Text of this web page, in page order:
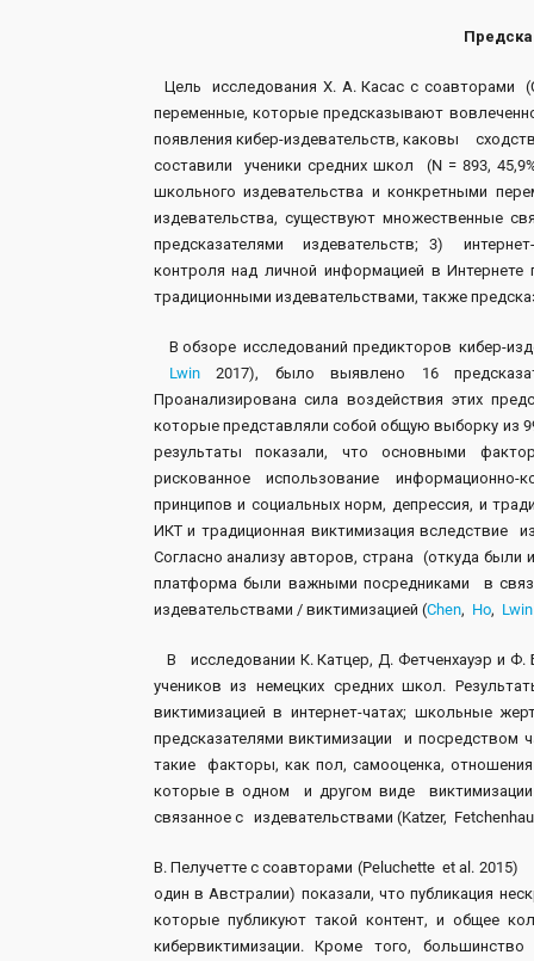
Цель исследования Х. А. Касас с соавторами
переменные, которые предсказывают
появления кибер-издевательств, каковы
составили ученики средних школ (N = 893,
школьного издевательства и конкретными
издевательства, существуют множественные
предсказателями издевательств; 3)
контроля над личной информацией в
традиционными издевательствами, также
В обзоре исследований предикторов кибер-
Lwin2017), было выявлено 16
Проанализирована сила воздействия этих
которые представляли собой общую выборку из
результаты показали, что основными
рискованное использование
принципов и социальных норм, депрессия, и
ИКТ и традиционная виктимизация вследствие
Согласно анализу авторов, страна (откуда
платформа были важными посредниками в
издевательствами / виктимизацией (Chen, Ho, Lwin
В исследовании К. Катцер, Д. Фетченхауэр и Ф.
учеников из немецких средних школ.
виктимизацией в интернет-чатах; школьные
предсказателями виктимизации и
такие факторы, как пол, самооценка,
которые в одном и другом виде
связанное с издевательствами (Katzer,
В. Пелучетте с соавторами (Peluchette et al.
один в Австралии) показали, что публикация
которые публикуют такой контент, и общее
кибервиктимизации. Кроме того,